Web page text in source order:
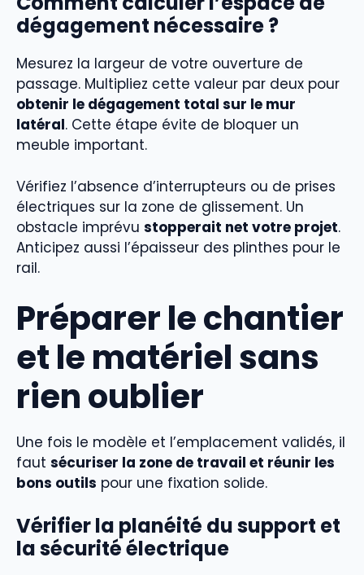
dégagement nécessaire ?
Mesurez la largeur de votre ouverture de
passage. Multipliez cette valeur par deux pour
obtenir le dégagement total sur le mur
latéral. Cette étape évite de bloquer un
meuble important.
Vérifiez l’absence d’interrupteurs ou de prises
électriques sur la zone de glissement. Un
obstacle imprévu stopperait net votre projet.
Anticipez aussi l’épaisseur des plinthes pour le
rail.
Préparer le chantier
et le matériel sans
rien oublier
Une fois le modèle et l’emplacement validés, il
faut sécuriser la zone de travail et réunir les
bons outils pour une fixation solide.
Vérifier la planéité du support et
la sécurité électrique